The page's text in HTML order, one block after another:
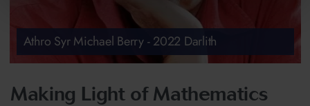
Athro Syr Michael Berry - 2022 Darlith
Making Light of Mathematics